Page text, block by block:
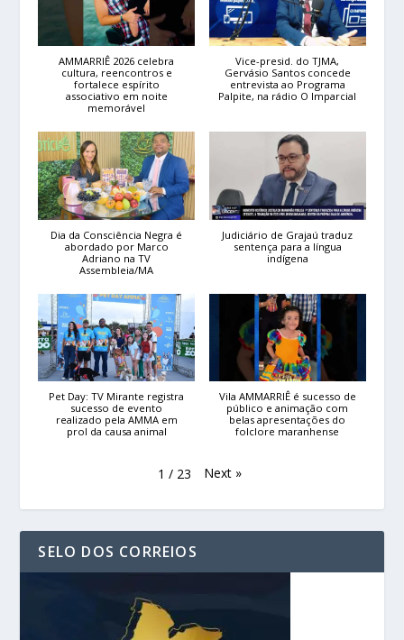
AMMARRIÊ 2026 celebra
cultura, reencontros e
fortalece espírito
associativo em noite
memorável
Vice-presid. do TJMA,
Gervásio Santos concede
entrevista ao Programa
Palpite, na rádio O Imparcial
Dia da Consciência Negra é
abordado por Marco
Adriano na TV
Assembleia/MA
Judiciário de Grajaú traduz
sentença para a língua
indígena
Pet Day: TV Mirante registra
sucesso de evento
realizado pela AMMA em
prol da causa animal
Vila AMMARRIÊ é sucesso de
público e animação com
belas apresentações do
folclore maranhense
1 / 23 Next »
SELO DOS CORREIOS